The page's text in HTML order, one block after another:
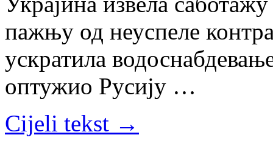
пажњу од неуспеле
ускратила
оптужио Русију …
Cijeli tekst →